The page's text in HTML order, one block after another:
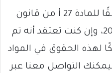
يتم الاستخدام المواد وفقًا للمادة 27 أ من قانون
حقوق التأليف والنشر 2007، وإن كنت تعتقد أنه تم
لهذه الحقوق في المواد
التواصل معنا عبر